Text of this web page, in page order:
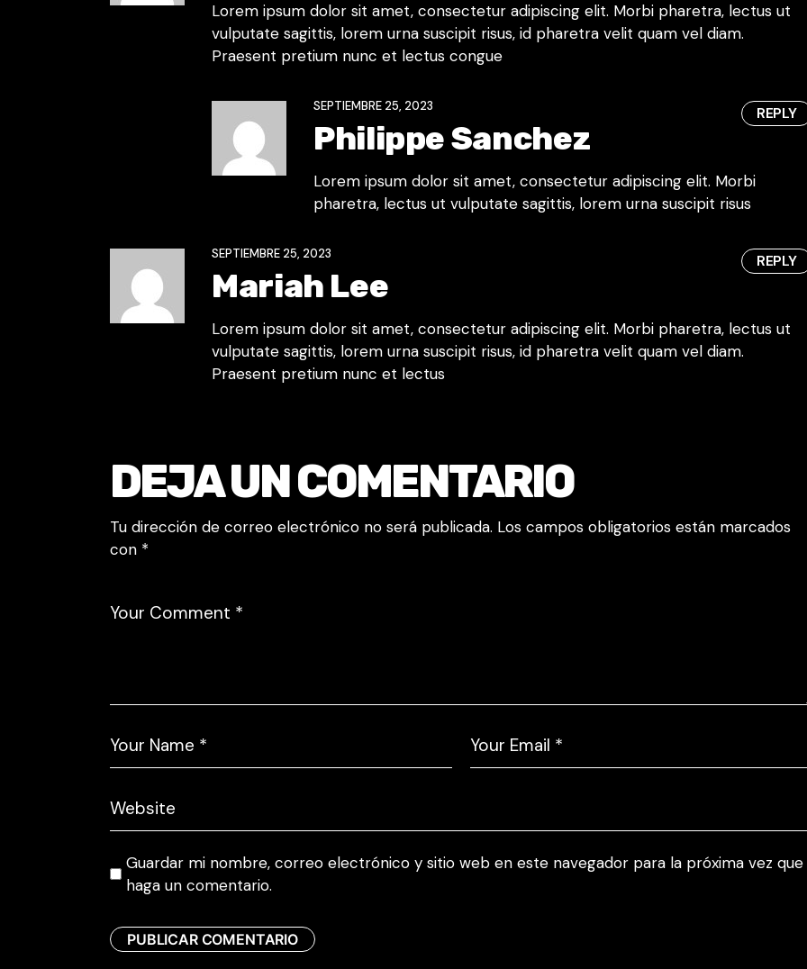
Lorem ipsum dolor sit amet, consectetur adipiscing elit. Morbi pharetra, lectus ut
vulputate sagittis, lorem urna suscipit risus, id pharetra velit quam vel diam.
Praesent pretium nunc et lectus congue
SEPTIEMBRE 25, 2023 REPLY
Philippe Sanchez
Lorem ipsum dolor sit amet, consectetur adipiscing elit. Morbi
pharetra, lectus ut vulputate sagittis, lorem urna suscipit risus
SEPTIEMBRE 25, 2023 REPLY
Mariah Lee
Lorem ipsum dolor sit amet, consectetur adipiscing elit. Morbi pharetra, lectus ut
vulputate sagittis, lorem urna suscipit risus, id pharetra velit quam vel diam.
Praesent pretium nunc et lectus
DEJA UN COMENTARIO
Tu dirección de correo electrónico no será publicada. Los campos obligatorios están marcados
con *
Guardar mi nombre, correo electrónico y sitio web en este navegador para la próxima vez que
haga un comentario.
PUBLICAR COMENTARIO